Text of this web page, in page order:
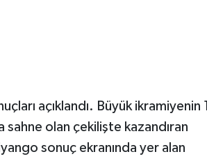
açıklandı. Büyük ikramiyenin 1
sahne olan çekilişte kazandıran
sonuç ekranında yer alan